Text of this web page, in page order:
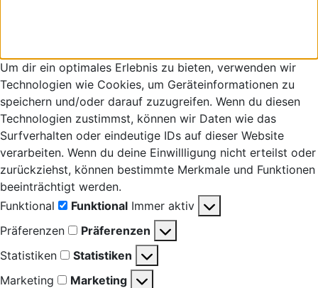
Um dir ein optimales Erlebnis zu bieten, verwenden wir
Technologien wie Cookies, um Geräteinformationen zu
speichern und/oder darauf zuzugreifen. Wenn du diesen
Technologien zustimmst, können wir Daten wie das
Surfverhalten oder eindeutige IDs auf dieser Website
verarbeiten. Wenn du deine Einwillligung nicht erteilst oder
zurückziehst, können bestimmte Merkmale und Funktionen
beeinträchtigt werden.
Funktional
Funktional Immer aktiv
Präferenzen
Präferenzen
Statistiken
Statistiken
Marketing
Marketing